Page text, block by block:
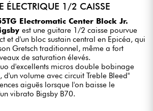
ÉLECTRIQUE 1/2 CAISSE
Electromatic Center Block Jr.
est une guitare 1/2 caisse pourvue
et d'un bloc sustain central en Epicéa, qui
Gretsch traditionnel, même a fort
de saturation élevés.
d'excellents micros double bobinage
d'un volume avec circuit Treble Bleed"
aiguës lorsque l'on baisse le
vibrato Bigsby B70.